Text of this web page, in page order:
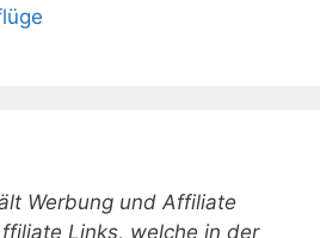
Werbung und Affiliate
Links, welche in der